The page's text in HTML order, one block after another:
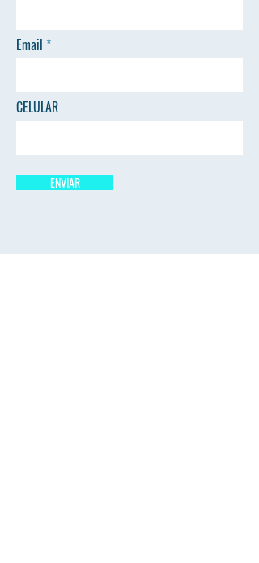
Email
CELULAR
ENVIAR